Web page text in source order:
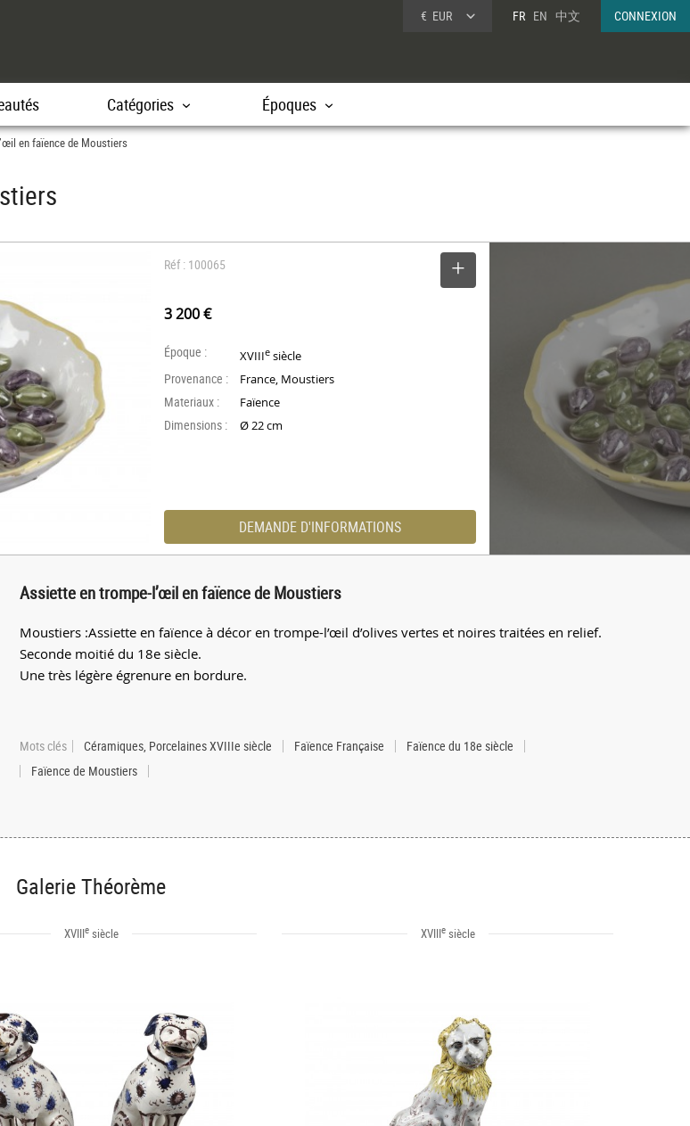
€ EUR FR EN 中文 CONNEXION
Catégories Époques
en faïence de Moustiers
Réf : 100065
3 200 €
Époque : XVIIIe siècle
Provenance : France, Moustiers
Materiaux : Faïence
Dimensions : Ø 22 cm
DEMANDE D'INFORMATIONS
Assiette en trompe-l’œil en faïence de Moustiers
Moustiers :Assiette en faïence à décor en trompe-l’œil d’olives vertes et noires traitées en relief.
Seconde moitié du 18e siècle.
Une très légère égrenure en bordure.
Mots clés Céramiques, Porcelaines XVIIIe siècle Faïence Française
Faïence du 18e siècle
Faïence de Moustiers
Galerie Théorème
XVIIIesiècle XVIIIesiècle